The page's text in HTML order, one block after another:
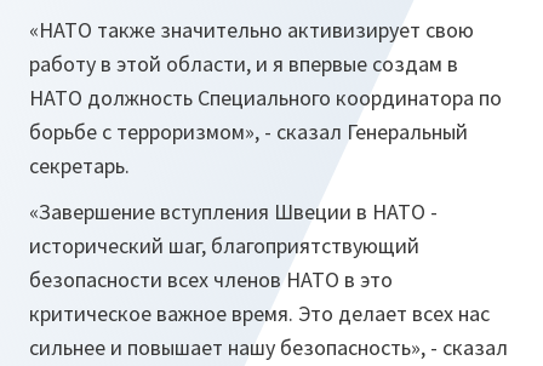
«НАТО также значительно активизирует свою
работу в этой области, и я впервые создам в
НАТО должность Специального координатора по
борьбе с терроризмом», - сказал Генеральный
секретарь.
«Завершение вступления Швеции в НАТО -
исторический шаг, благоприятствующий
безопасности всех членов НАТО в это
критическое важное время. Это делает всех нас
сильнее и повышает нашу безопасность», - сказал